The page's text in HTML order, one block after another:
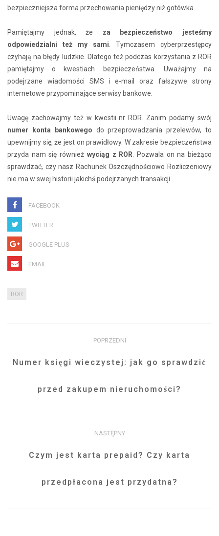
bezpieczniejsza forma przechowania pieniędzy niż gotówka.
Pamiętajmy jednak, że za bezpieczeństwo jesteśmy
odpowiedzialni też my sami . Tymczasem cyberprzestępcy
czyhają na błędy ludzkie. Dlatego też podczas korzystania z ROR
pamiętajmy o kwestiach bezpieczeństwa. Uważajmy na
podejrzane wiadomości SMS i e-mail oraz fałszywe strony
internetowe przypominające serwisy bankowe.
Uwagę zachowajmy też w kwestii nr ROR. Zanim podamy swój
numer konta bankowego do przeprowadzania przelewów, to
upewnijmy się, że jest on prawidłowy. W zakresie bezpieczeństwa
przyda nam się również wyciąg z ROR . Pozwala on na bieżąco
sprawdzać, czy nasz Rachunek Oszczędnościowo Rozliczeniowy
nie ma w swej historii jakichś podejrzanych transakcji.
FACEBOOK
TWITTER
GOOGLE PLUS
EMAIL
ROR
POPRZEDNI
Numer księgi wieczystej: jak go sprawdzić
przed zakupem nieruchomości?
NASTĘPNY
Czym jest karta prepaid? Czy karta
przedpłacona jest przydatna?